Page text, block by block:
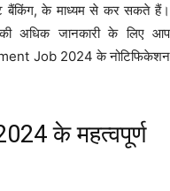
बैंकिंग, के माध्यम से कर सकते हैं।
अधिक जानकारी के लिए आप
Job 2024 के नोटिफिकेशन
के महत्वपूर्ण